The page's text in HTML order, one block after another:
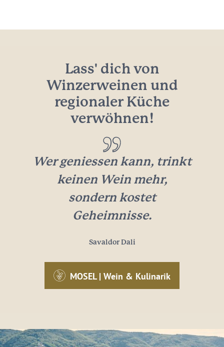
Lass' dich von
Winzerweinen und
regionaler Küche
verwöhnen!
Wer geniessen kann, trinkt
keinen Wein mehr,
sondern kostet
Geheimnisse.
Savaldor Dali
MOSEL | Wein & Kulinarik